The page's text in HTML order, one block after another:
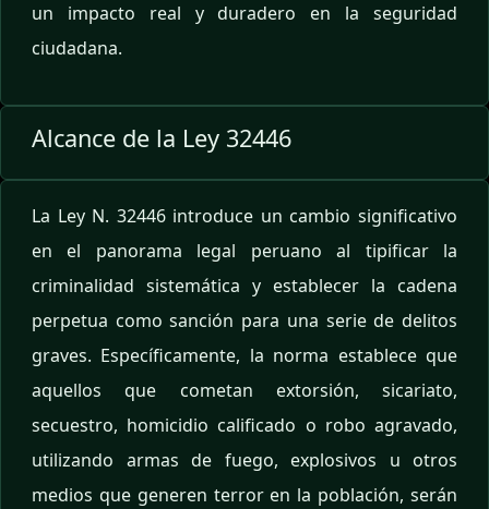
un impacto real y duradero en la seguridad
ciudadana.
Alcance de la Ley 32446
La Ley N. 32446 introduce un cambio significativo
en el panorama legal peruano al tipificar la
criminalidad sistemática y establecer la cadena
perpetua como sanción para una serie de delitos
graves. Específicamente, la norma establece que
aquellos que cometan extorsión, sicariato,
secuestro, homicidio calificado o robo agravado,
utilizando armas de fuego, explosivos u otros
medios que generen terror en la población, serán